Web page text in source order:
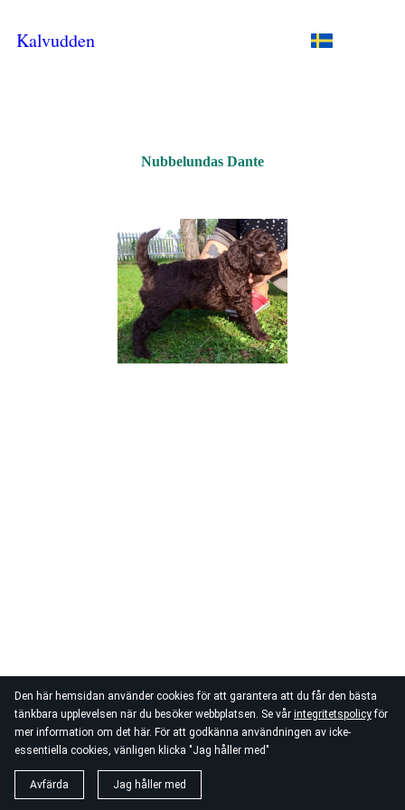
Den här hemsidan använder cookies för att garantera att du får den bästa
tänkbara upplevelsen när du besöker webbplatsen. Se vår integritetspolicyför
mer information om det här. För att godkänna användningen av icke-
essentiella cookies, vänligen klicka "Jag håller med"
Avfärda Jag håller med
Kalvudden
Nubbelundas Dante